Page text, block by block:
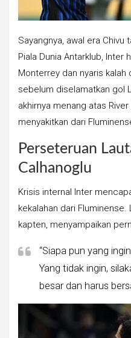
Sayangnya, awal era Chivu
Piala Dunia Antarklub, Inter
Monterrey dan nyaris kalah
sebelum diselamatkan gol
akhirnya menang atas
menyakitkan dari
Perseteruan
Calhanoglu
Krisis internal Inter
kekalahan dari
kapten, menyampaikan
“Siapa pun yang
Yang tidak ingin,
besar dan harus